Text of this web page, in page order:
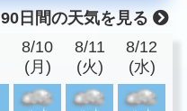
90日間の天気を見る
8/10
(月)
8/11
(火)
8/12
(水)